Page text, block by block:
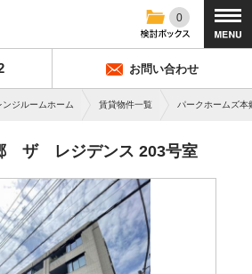
0
お問い合わせ
ジルームホーム 賃貸物件一覧 パークホームズ
ザ レジデンス 203号室